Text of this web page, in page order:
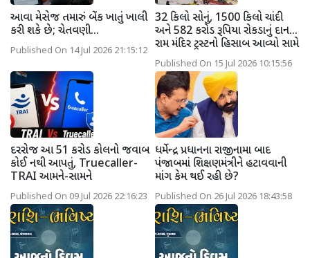
આવા મેસેજ તમારું બેંક ખાતું ખાલી
કરી શકે છે; ચેતવણી...
Published On 14 Jul 2026 21:15:12
32 કિલો સોનું, 1500 કિલો ચાંદી
અને 582 કરોડ રૂપિયા રોકડાનું દાન...
રામ મંદિર ટ્રસ્ટનો હિસાબ આવ્યો સામે
Published On 15 Jul 2026 10:15:56
દરરોજ આ 51 કરોડ કોલનો જવાબ
કોઈ નથી આપતું, Truecaller-
TRAI આમને-સામને
Published On 09 Jul 2026 22:16:23
ધર્મેન્દ્ર પ્રધાનના રાજીનામા બાદ
પંજાબમાં શિક્ષણમંત્રીને હટાવવાની
માંગ કેમ થઈ રહી છે?
Published On 26 Jul 2026 18:43:58